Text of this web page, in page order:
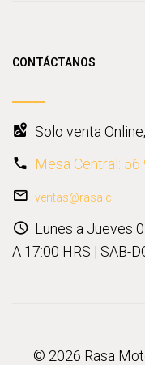
CONTÁCTANOS
Solo venta Online,
Mesa Central:
ventas@rasa.cl
Lunes a Jueves
A 17:00 HRS | SAB-
© 2026 Rasa